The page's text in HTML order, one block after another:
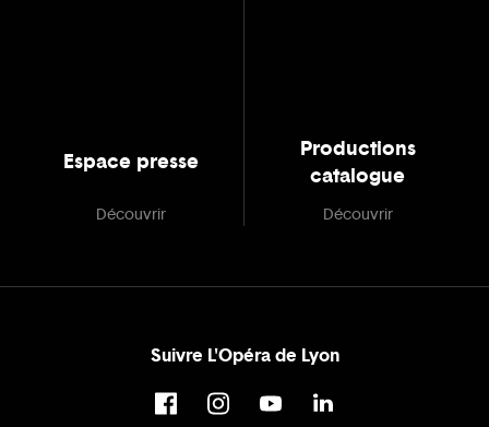
Espace presse
Découvrir
Productions
catalogue
Découvrir
Suivre L'Opéra de Lyon